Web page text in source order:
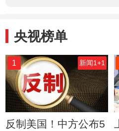
央视榜单
1 新闻1+1
反制美国！中方公布5